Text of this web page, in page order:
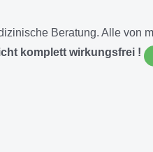
Beratung. Alle
komplett wirkungsfrei !